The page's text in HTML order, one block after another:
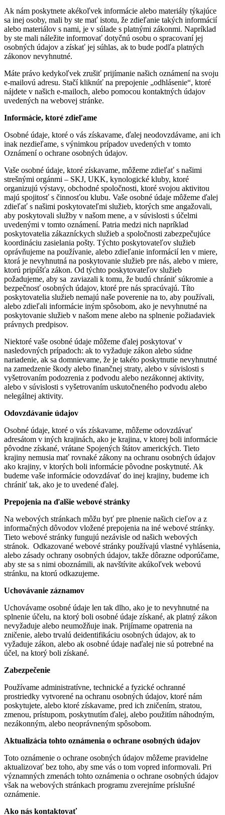
Ak nám poskytnete akékoľvek informácie alebo materiály týkajúce
sa inej osoby, mali by ste mať istotu, že zdieľanie takých informácií
alebo materiálov s nami, je v súlade s platnými zákonmi. Napríklad
by ste mali náležite informovať dotyčnú osobu o spracovaní jej
osobných údajov a získať jej súhlas, ak to bude podľa platných
zákonov nevyhnutné.
Máte právo kedykoľvek zrušiť prijímanie našich oznámení na svoju
e-mailovú adresu. Stačí kliknúť na prepojenie „odhlásenie“, ktoré
nájdete v našich e-mailoch, alebo pomocou kontaktných údajov
uvedených na webovej stránke.
Informácie, ktoré zdieľame
Osobné údaje, ktoré o vás získavame, ďalej neodovzdávame, ani ich
inak nezdieľame, s výnimkou prípadov uvedených v tomto
Oznámení o ochrane osobných údajov.
Vaše osobné údaje, ktoré získavame, môžeme zdieľať s našimi
strešnými orgánmi – SKJ, UKK, kynologické kluby, ktoré
organizujú výstavy, obchodné spoločnosti, ktoré svojou aktivitou
majú spojitosť s činnosťou klubu. Vaše osobné údaje môžeme ďalej
zdieľať s našimi poskytovateľmi služieb, ktorých sme angažovali,
aby poskytovali služby v našom mene, a v súvislosti s účelmi
uvedenými v tomto oznámení. Patria medzi nich napríklad
poskytovatelia zákazníckych služieb a spoločnosti zabezpečujúce
koordináciu zasielania pošty. Týchto poskytovateľov služieb
oprávňujeme na používanie, alebo zdieľanie informácií len v miere,
ktorá je nevyhnutná na poskytovanie služieb pre nás, alebo v miere,
ktorú pripúšťa zákon. Od týchto poskytovateľov služieb
požadujeme, aby sa zaviazali k tomu, že budú chrániť súkromie a
bezpečnosť osobných údajov, ktoré pre nás spracúvajú. Títo
poskytovatelia služieb nemajú naše poverenie na to, aby používali,
alebo zdieľali informácie iným spôsobom, ako je nevyhnutné na
poskytovanie služieb v našom mene alebo na splnenie požiadaviek
právnych predpisov.
Niektoré vaše osobné údaje môžeme ďalej poskytovať v
nasledovných prípadoch: ak to vyžaduje zákon alebo súdne
nariadenie, ak sa domnievame, že je takéto poskytnutie nevyhnutné
na zamedzenie škody alebo finančnej straty, alebo v súvislosti s
vyšetrovaním podozrenia z podvodu alebo nezákonnej aktivity,
alebo v súvislosti s vyšetrovaním uskutočneného podvodu alebo
nelegálnej aktivity.
Odovzdávanie údajov
Osobné údaje, ktoré o vás získavame, môžeme odovzdávať
adresátom v iných krajinách, ako je krajina, v ktorej boli informácie
pôvodne získané, vrátane Spojených štátov amerických. Tieto
krajiny nemusia mať rovnaké zákony na ochranu osobných údajov
ako krajiny, v ktorých boli informácie pôvodne poskytnuté. Ak
budeme vaše informácie odovzdávať do inej krajiny, budeme ich
chrániť tak, ako je to uvedené ďalej.
Prepojenia na ďalšie webové stránky
Na webových stránkach môžu byť pre plnenie našich cieľov a z
informačných dôvodov vložené prepojenia na iné webové stránky.
Tieto webové stránky fungujú nezávisle od našich webových
stránok. Odkazované webové stránky používajú vlastné vyhlásenia,
alebo zásady ochrany osobných údajov, takže dôrazne odporúčame,
aby ste sa s nimi oboznámili, ak navštívite akúkoľvek webovú
stránku, na ktorú odkazujeme.
Uchovávanie záznamov
Uchovávame osobné údaje len tak dlho, ako je to nevyhnutné na
splnenie účelu, na ktorý boli osobné údaje získané, ak platný zákon
nevyžaduje alebo neumožňuje inak. Prijímame opatrenia na
zničenie, alebo trvalú deidentifikáciu osobných údajov, ak to
vyžaduje zákon, alebo ak osobné údaje naďalej nie sú potrebné na
účel, na ktorý boli získané.
Zabezpečenie
Používame administratívne, technické a fyzické ochranné
prostriedky vytvorené na ochranu osobných údajov, ktoré nám
poskytujete, alebo ktoré získavame, pred ich zničením, stratou,
zmenou, prístupom, poskytnutím ďalej, alebo použitím náhodným,
nezákonným, alebo neoprávneným spôsobom.
Aktualizácia tohto oznámenia o ochrane osobných údajov
Toto oznámenie o ochrane osobných údajov môžeme pravidelne
aktualizovať bez toho, aby sme vás o tom vopred informovali. Pri
významných zmenách tohto oznámenia o ochrane osobných údajov
však na webových stránkach programu zverejníme príslušné
oznámenie.
Ako nás kontaktovať